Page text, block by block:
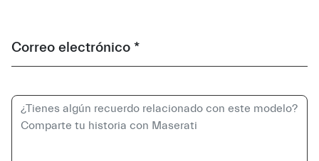
Correo electrónico *